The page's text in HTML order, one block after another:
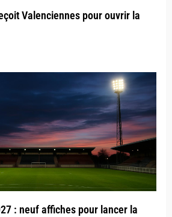
Valenciennes pour ouvrir la
: neuf affiches pour lancer la